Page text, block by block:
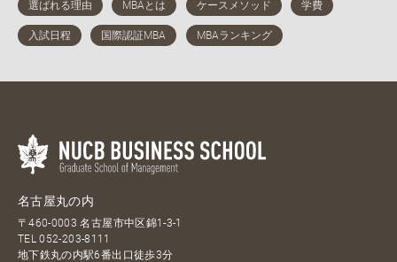
名古屋丸の内
〒460-0003 名古屋市中区錦1-3-1
TEL052-203-8111
地下鉄丸の内駅6番出口徒歩3分